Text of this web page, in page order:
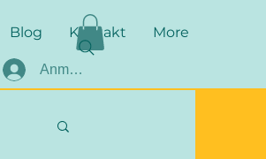
Blog Kontakt More
Anmelden